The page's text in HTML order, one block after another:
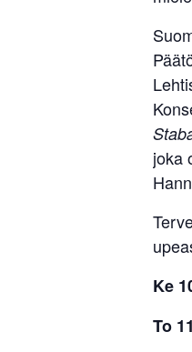
joka
Ke
To